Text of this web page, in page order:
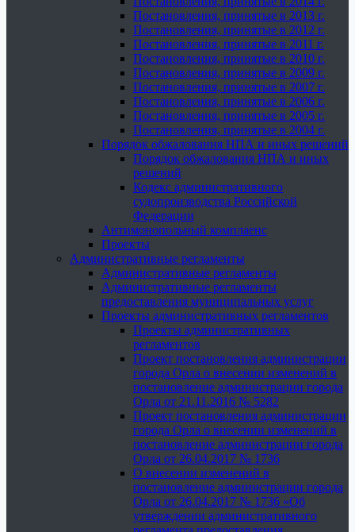
Постановления, принятые в 2013 г.
Постановления, принятые в 2012 г.
Постановления, принятые в 2011 г.
Постановления, принятые в 2010 г.
Постановления, принятые в 2009 г.
Постановления, принятые в 2007 г.
Постановления, принятые в 2006 г.
Постановления, принятые в 2005 г.
Постановления, принятые в 2004 г.
Порядок обжалования НПА и иных решений
Порядок обжалования НПА и иных
решений
Кодекс административного
судопроизводства Российской
Федерации
Антимонопольный комплаенс
Проекты
Административные регламенты
Административные регламенты
Административные регламенты
предоставления муниципальных услуг
Проекты административных регламентов
Проекты административных
регламентов
Проект постановления администрации
города Орла о внесении изменений в
постановление администрации города
Орла от 21.11.2016 № 5282
Проект постановления администрации
города Орла о внесении изменений в
постановление администрации города
Орла от 26.04.2017 № 1736
О внесении изменений в
постановление администрации города
Орла от 26.04.2017 № 1736 «Об
утверждении административного